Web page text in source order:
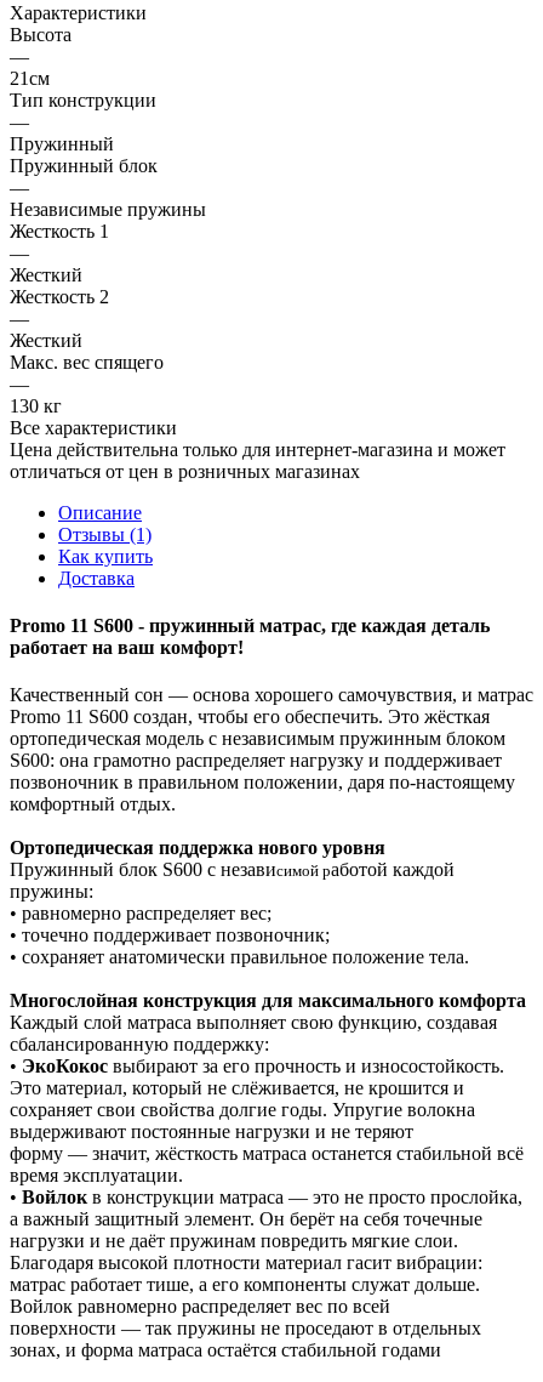
Характеристики
Высота
—
21см
Тип конструкции
—
Пружинный
Пружинный блок
—
Независимые пружины
Жесткость 1
—
Жесткий
Жесткость 2
—
Жесткий
Макс. вес спящего
—
130 кг
Все характеристики
Цена действительна только для интернет-магазина и может
отличаться от цен в розничных магазинах
Описание
Отзывы (1)
Как купить
Доставка
Promo 11 S600 - пружинный матрас, где каждая деталь
работает на ваш комфорт!
Качественный сон — основа хорошего самочувствия, и матрас
Promo 11 S600 создан, чтобы его обеспечить. Это жёсткая
ортопедическая модель с независимым пружинным блоком
S600: она грамотно распределяет нагрузку и поддерживает
позвоночник в правильном положении, даря по-настоящему
комфортный отдых.
Ортопедическая поддержка нового уровня
Пружинный блок S600 с независимой работой каждой
пружины:
• равномерно распределяет вес;
• точечно поддерживает позвоночник;
• сохраняет анатомически правильное положение тела.
Многослойная конструкция для максимального комфорта
Каждый слой матраса выполняет свою функцию, создавая
сбалансированную поддержку:
• ЭкоКокос выбирают за его прочность и износостойкость.
Это материал, который не слёживается, не крошится и
сохраняет свои свойства долгие годы. Упругие волокна
выдерживают постоянные нагрузки и не теряют
форму — значит, жёсткость матраса останется стабильной всё
время эксплуатации.
• Войлок в конструкции матраса — это не просто прослойка,
а важный защитный элемент. Он берёт на себя точечные
нагрузки и не даёт пружинам повредить мягкие слои.
Благодаря высокой плотности материал гасит вибрации:
матрас работает тише, а его компоненты служат дольше.
Войлок равномерно распределяет вес по всей
поверхности — так пружины не проседают в отдельных
зонах, и форма матраса остаётся стабильной годами